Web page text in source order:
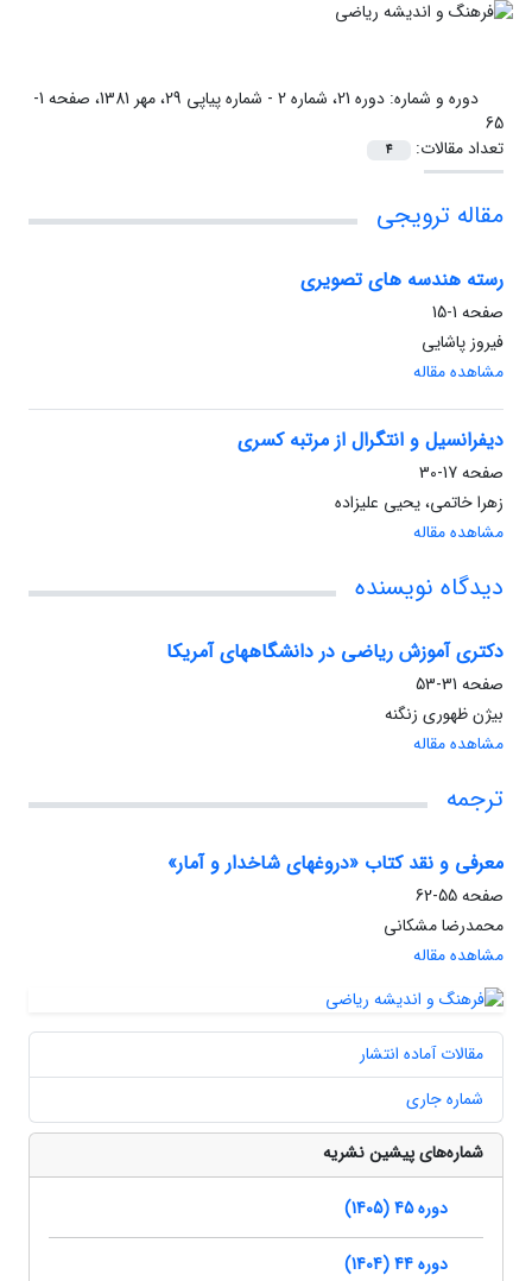
دوره و شماره:
دوره 21، شماره 2 - شماره پیاپی 29، مهر 1381، صفحه 1-
65
تعداد مقالات:
4
مقاله ترویجی
رسته هندسه های تصویری
صفحه 1-15
فیروز پاشایی
مشاهده مقاله
دیفرانسیل و انتگرال از مرتبه کسری
صفحه17-30
زهرا خاتمی، یحیی علیزاده
مشاهده مقاله
دیدگاه نویسنده
دکتری آموزش ریاضی در دانشگاههای آمریکا
صفحه 31-53
بیژن ظهوری زنگنه
مشاهده مقاله
ترجمه
معرفی و نقد کتاب «دروغهای شاخدار و آمار»
صفحه55-62
محمدرضا مشکانی
مشاهده مقاله
مقالات آماده انتشار
شماره جاری
شماره‌های پیشین نشریه
دوره 45 (1405)
دوره 44 (1404)